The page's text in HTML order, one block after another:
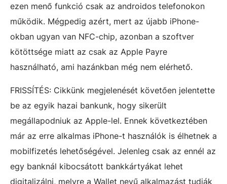
ezen menő funkció csak az androidos telefonokon
működik. Mégpedig azért, mert az újabb iPhone-
okban ugyan van NFC-chip, azonban a szoftver
kötöttsége miatt az csak az Apple Payre
használható, ami hazánkban még nem elérhető.
FRISSÍTÉS: Cikkünk megjelenését követően jelentette
be az egyik hazai bankunk, hogy sikerült
megállapodniuk az Apple-lel. Ennek következtében
már az erre alkalmas iPhone-t használók is élhetnek a
mobilfizetés lehetőségével. Jelenleg csak az ennél az
egy banknál kibocsátott bankkártyákat lehet
digitalizálni, melyre a Wallet nevű alkalmazást tudják